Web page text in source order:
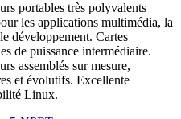
portables très polyvalents
les applications multimédia, la
développement. Cartes
de puissance intermédiaire.
assemblés sur mesure,
et évolutifs. Excellente
Linux.